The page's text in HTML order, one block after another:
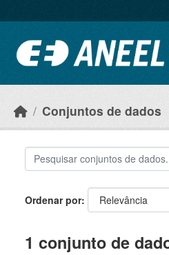
Conjuntos de dados
Ordenar por
1 conjunto de